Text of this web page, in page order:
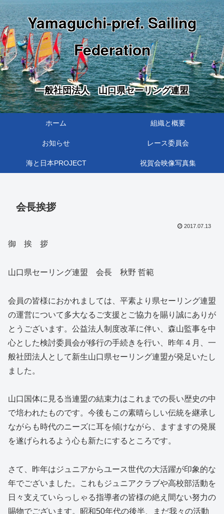
Yamaguchi-pref. Sailing
Federation
一般社団法人 山口県セーリング連盟
ホーム 組織と概要
お知らせ レース委員会
海と日本PROJECT 祝賀会映像写真集
会長挨拶
2017.07.13
御 挨 拶
山口県セーリング連盟 会長 秋野 哲範
会員の皆様におかれましては、平素より県セーリング連盟
の運営について多大なるご支援とご協力を賜り誠にありが
とうございます。公益法人制度改革に伴い、森山監事を中
心とした検討委員会が移行の手続きを行い、昨年４月、一
般社団法人として新生山口県セーリング連盟が発足いたし
ました。
山口国体に見る当連盟の結束力はこれまでの長い歴史の中
で培われたものです。今後もこの素晴らしい伝統を継承し
ながらも時代のニーズに耳を傾けながら、ますますの発展
を遂げられるよう心も新たにするところです。
さて、昨年はジュニアからユース世代の大活躍が印象的な
年でございました。これもジュニアクラブや高校部活動を
日々支えていらっしゃる指導者の皆様の絶え間ない努力の
賜物でございます。昭和50年代の後半、まだ我々の活動